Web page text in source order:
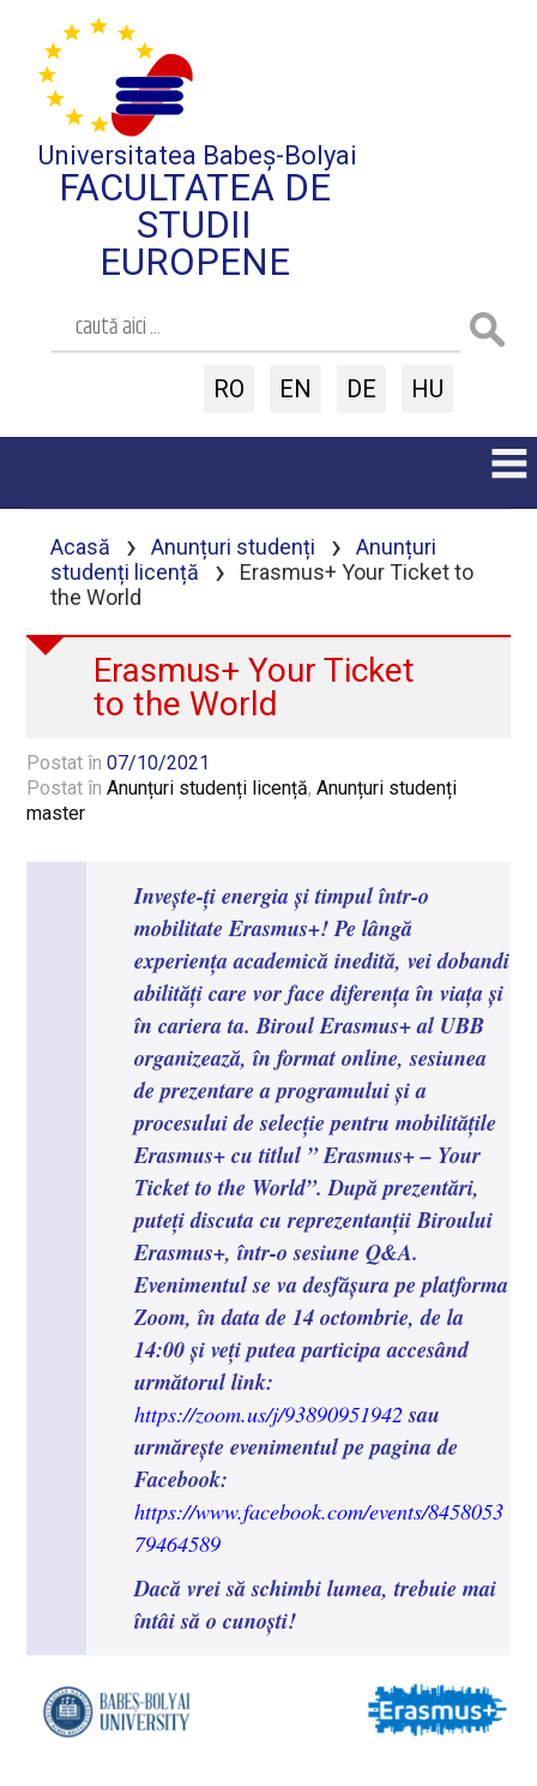
Universitatea Babeș-Bolyai
FACULTATEA DE
STUDII
EUROPENE
RO EN DE HU
Acasă › Anunțuri studenți ›
Anunțuri
studenți licență
›
Erasmus+ Your Ticket to
the World
Erasmus+ Your Ticket
to the World
Postat în07/10/2021
Postat înAnunțuri studenți licență,Anunțuri studenți
master
Invește-ți energia și timpul într-o
mobilitate Erasmus+! Pe lângă
experiența academică inedită, vei dobandi
abilități care vor face diferența în viața și
în cariera ta. Biroul Erasmus+ al UBB
organizează, în format online, sesiunea
de prezentare a programului și a
procesului de selecție pentru mobilitățile
Erasmus+ cu titlul ” Erasmus+ – Your
Ticket to the World”. După prezentări,
puteți discuta cu reprezentanții Biroului
Erasmus+, într-o sesiune Q&A.
Evenimentul se va desfășura pe platforma
Zoom, în data de 14 octombrie, de la
14:00 și veți putea participa accesând
următorul link:
https://zoom.us/j/93890951942sau
urmărește evenimentul pe pagina de
Facebook:
https://www.facebook.com/events/8458053
79464589
Dacă vrei să schimbi lumea, trebuie mai
întâi să o cunoști!